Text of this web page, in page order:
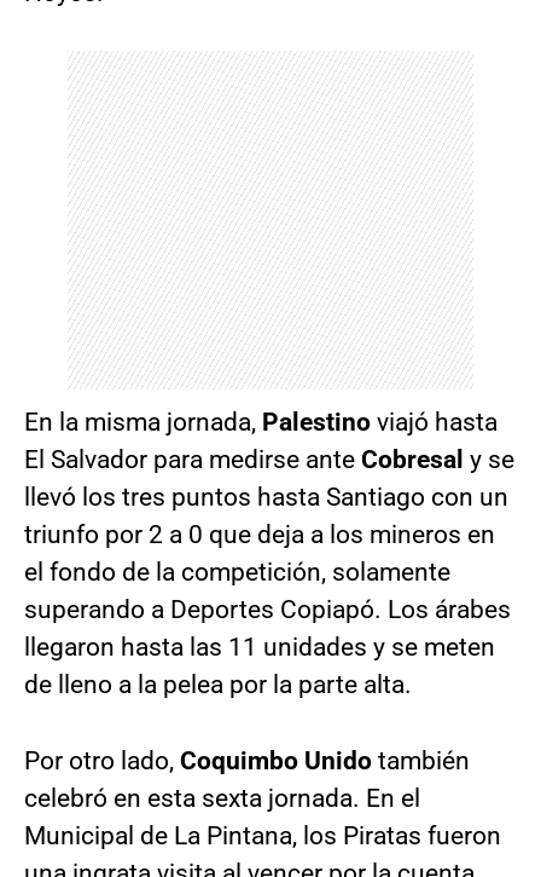
En la misma jornada, Palestino viajó hasta
El Salvador para medirse ante Cobresal y se
llevó los tres puntos hasta Santiago con un
triunfo por 2 a 0 que deja a los mineros en
el fondo de la competición, solamente
superando a Deportes Copiapó. Los árabes
llegaron hasta las 11 unidades y se meten
de lleno a la pelea por la parte alta.
Por otro lado, Coquimbo Unido también
celebró en esta sexta jornada. En el
Municipal de La Pintana, los Piratas fueron